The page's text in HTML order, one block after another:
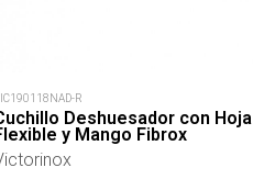
R
Deshuesador con Hoja
y Mango Fibrox